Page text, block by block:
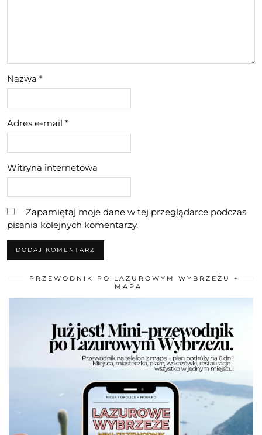
Nazwa *
Adres e-mail *
Witryna internetowa
Zapamiętaj moje dane w tej przeglądarce podczas
pisania kolejnych komentarzy.
PRZEWODNIK PO LAZUROWYM WYBRZEŻU +
MAPA